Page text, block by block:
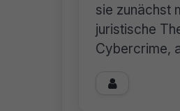
sie zunächst
juristische
Cybercrime,
